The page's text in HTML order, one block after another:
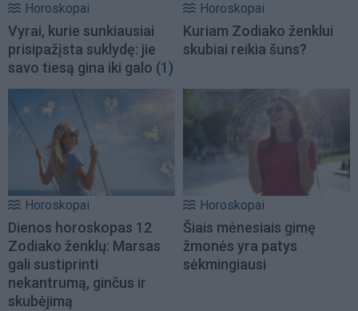
Horoskopai
Vyrai, kurie sunkiausiai
prisipažįsta suklydę: jie
savo tiesą gina iki galo (1)
Horoskopai
Kuriam Zodiako ženklui
skubiai reikia šuns?
Horoskopai
Dienos horoskopas 12
Zodiako ženklų: Marsas
gali sustiprinti
nekantrumą, ginčus ir
skubėjimą
Horoskopai
Šiais mėnesiais gimę
žmonės yra patys
sėkmingiausi